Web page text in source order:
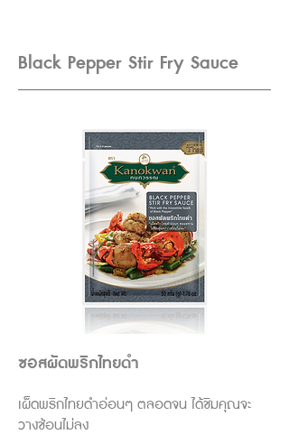
Black Pepper Stir Fry Sauce
ซอสผัดพริกไทยดำ
เผ็ดพริกไทยดำอ่อนๆ ตลอดจน ได้ชิมคุณจะ
วางช้อนไม่ลง